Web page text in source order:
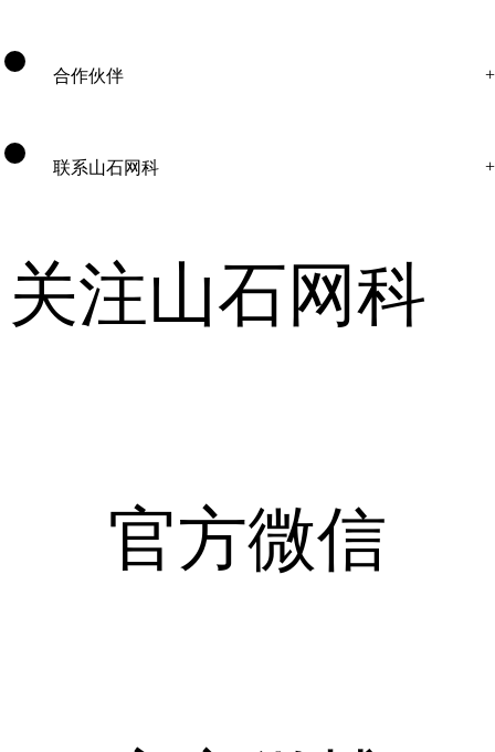
合作伙伴
联系山石网科
关注山石网科
官方微信